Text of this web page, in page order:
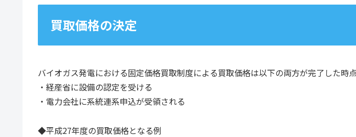
買取価格の決定
バイオガス発電における固定価格買取制度による買取価格は以下の両方が完了した時
・経産省に設備の認定を受ける
・電力会社に系統連系申込が受領される
◆平成27年度の買取価格となる例